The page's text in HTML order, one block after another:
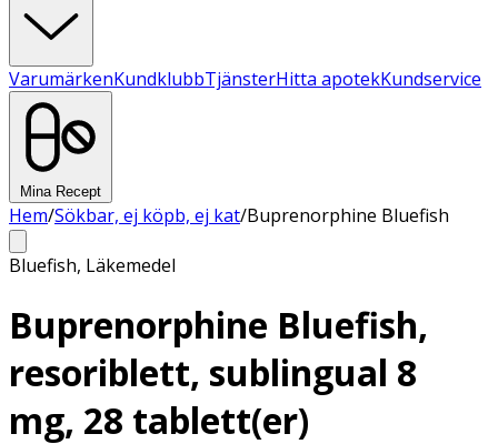
VarumärkenKundklubbTjänsterHitta apotekKundservice
Mina Recept
Hem/Sökbar, ej köpb, ej kat/Buprenorphine Bluefish
Bluefish, Läkemedel
Buprenorphine Bluefish,
resoriblett, sublingual 8
mg, 28 tablett(er)